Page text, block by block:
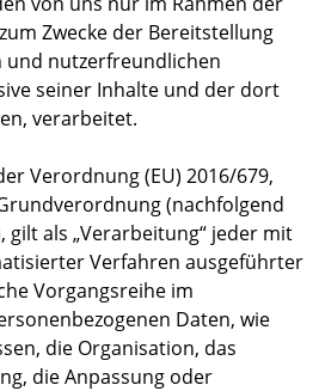
Zwecke der Bereitstellung
und nutzerfreundlichen
seiner Inhalte und der dort
verarbeitet.
Verordnung (EU) 2016/679,
(nachfolgend
gilt als „Verarbeitung“ jeder mit
Verfahren ausgeführter
Vorgangsreihe im
Daten, wie
die Organisation, das
die Anpassung oder